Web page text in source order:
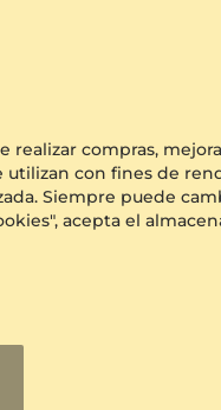
compras,
con fines de
Siempre puede
acepta el